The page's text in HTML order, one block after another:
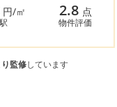
円/㎡ 2.8 点
物件評価
監修しています